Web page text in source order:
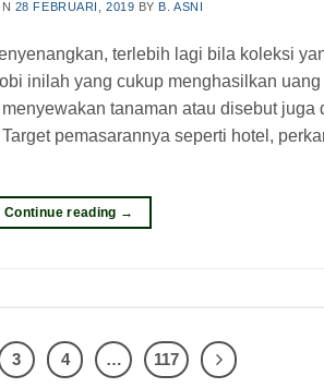
28 FEBRUARI, 2019 BY B. ASNI
terlebih lagi bila koleksi
inilah yang cukup menghasilkan
tanaman atau disebut juga
pemasarannya seperti hotel,
Continue reading →
3 4 … 117